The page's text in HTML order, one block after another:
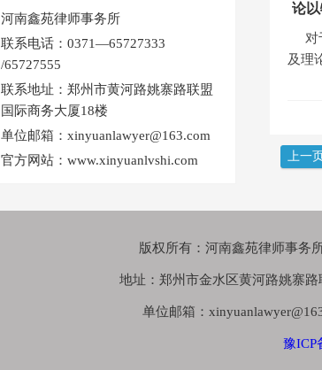
河南鑫苑律师事务所
联系电话：0371—65727333
/65727555
联系地址：郑州市黄河路姚寨路联盟
国际商务大厦18楼
单位邮箱：xinyuanlawyer@163.com
官方网站：www.xinyuanlvshi.com
论
对
及理
上一
版权所有：河南鑫苑律师事务
地址：郑州市金水区黄河路姚寨
单位邮箱：
豫ICP